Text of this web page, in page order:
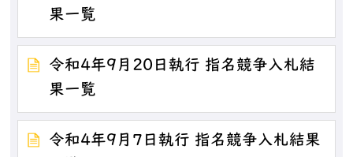
果一覧
令和4年9月20日執行 指名競争入札結
果一覧
令和4年9月7日執行 指名競争入札結果